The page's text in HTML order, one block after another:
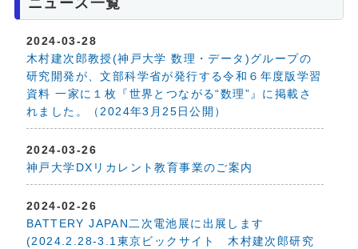
ニュース一覧
2024-03-28
木村建次郎教授(神戸大学 数理・データ)グループの
研究開発が、文部科学省が発行する令和６年度版学習
資料 一家に１枚『世界とつながる“数理”』に掲載さ
れました。（2024年3月25日公開）
2024-03-26
神戸大学DXリカレント教育事業のご案内
2024-02-26
BATTERY JAPAN二次電池展に出展します
(2024.2.28-3.1東京ビックサイト 木村建次郎研究